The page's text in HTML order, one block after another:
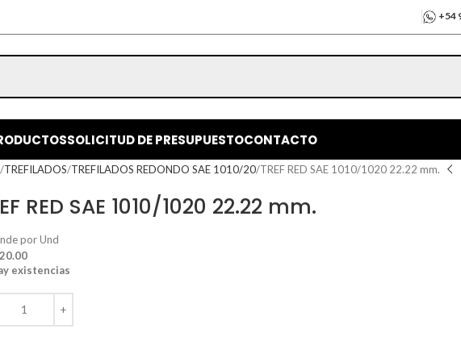
+54
SOLICITUD DE PRESUPUESTOCONTACTO
TREFILADOS TREFILADOS REDONDO SAE 1010/20 TREF RED SAE 1010/1020 22.22 mm.
RED SAE 1010/1020 22.22 mm.
por Und
existencias